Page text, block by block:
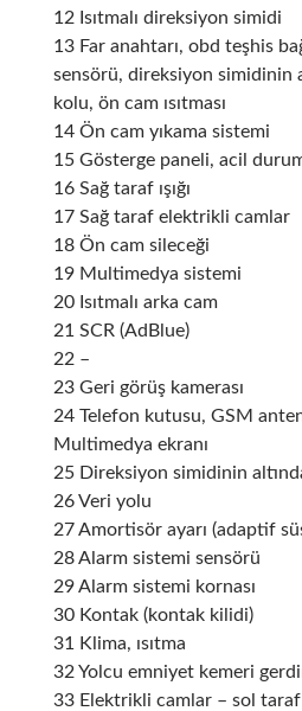
12 Isıtmalı direksiyon simidi
13 Far anahtarı, obd teşhis
sensörü, direksiyon simidinin
kolu, ön cam ısıtması
14 Ön cam yıkama sistemi
15 Gösterge paneli, acil durum
16 Sağ taraf ışığı
17 Sağ taraf elektrikli camlar
18 Ön cam sileceği
19 Multimedya sistemi
20 Isıtmalı arka cam
21 SCR (AdBlue)
22 –
23 Geri görüş kamerası
24 Telefon kutusu, GSM
Multimedya ekranı
25 Direksiyon simidinin
26 Veri yolu
27 Amortisör ayarı (adaptif
28 Alarm sistemi sensörü
29 Alarm sistemi kornası
30 Kontak (kontak kilidi)
31 Klima, ısıtma
32 Yolcu emniyet kemeri
33 Elektrikli camlar – sol taraf